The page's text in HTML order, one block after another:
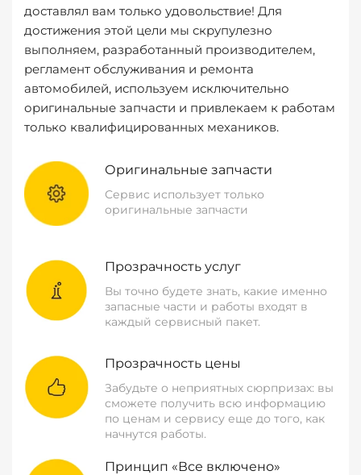
доставлял вам только удовольствие! Для
достижения этой цели мы скрупулезно
выполняем, разработанный производителем,
регламент обслуживания и ремонта
автомобилей, используем исключительно
оригинальные запчасти и привлекаем к работам
только квалифицированных механиков.
Оригинальные запчасти
Сервис использует только
оригинальные запчасти
Прозрачность услуг
Вы точно будете знать, какие именно
запасные части и работы входят в
каждый сервисный пакет.
Прозрачность цены
Забудьте о неприятных сюрпризах: вы
сможете получить всю информацию
по ценам и сервису еще до того, как
начнутся работы.
Принцип «Все включено»